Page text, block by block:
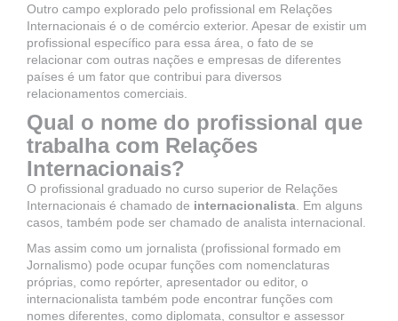
Outro campo explorado pelo profissional em Relações
Internacionais é o de comércio exterior. Apesar de existir um
profissional específico para essa área, o fato de se
relacionar com outras nações e empresas de diferentes
países é um fator que contribui para diversos
relacionamentos comerciais.
Qual o nome do profissional que
trabalha com Relações
Internacionais?
O profissional graduado no curso superior de Relações
Internacionais é chamado de internacionalista. Em alguns
casos, também pode ser chamado de analista internacional.
Mas assim como um jornalista (profissional formado em
Jornalismo) pode ocupar funções com nomenclaturas
próprias, como repórter, apresentador ou editor, o
internacionalista também pode encontrar funções com
nomes diferentes, como diplomata, consultor e assessor